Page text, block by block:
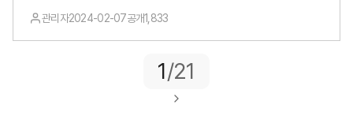
관리자2024-02-07공개1,833
1/21